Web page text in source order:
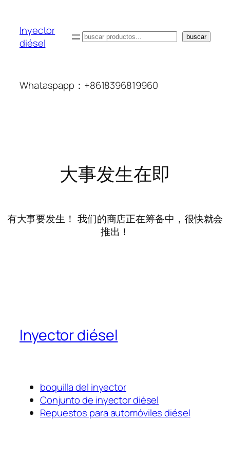
Inyector
diésel
搜
buscar
Whataspapp：+8618396819960
大事发生在即
有大事要发生！ 我们的商店正在筹备中，很快就会
推出！
Inyector diésel
boquilla del inyector
Conjunto de inyector diésel
Repuestos para automóviles diésel